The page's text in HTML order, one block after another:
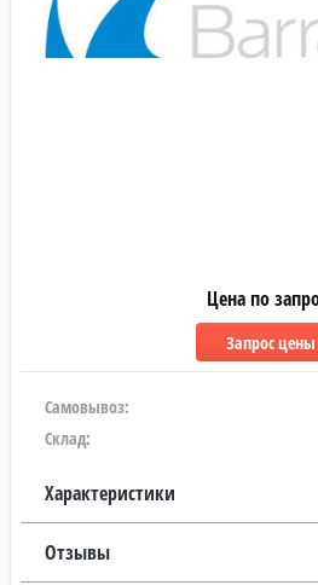
Цена по
Самовывоз:
Склад:
Характеристики
Отзывы